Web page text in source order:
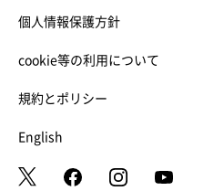
個人情報保護方針
cookie等の利用について
規約とポリシー
English